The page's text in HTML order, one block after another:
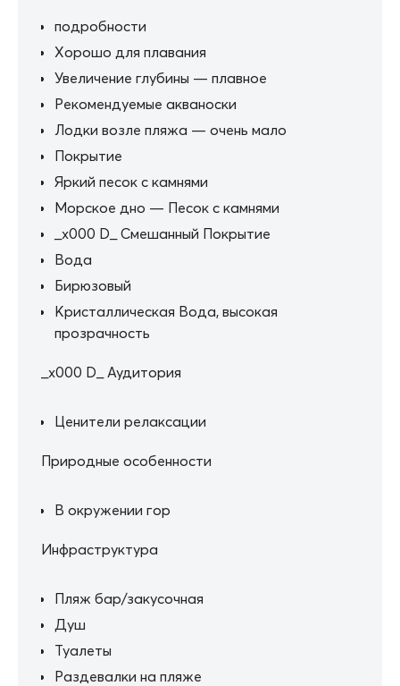
подробности
Хорошо для плавания
Увеличение глубины — плавное
Рекомендуемые акваноски
Лодки возле пляжа — очень мало
Покрытие
Яркий песок с камнями
Морское дно — Песок с камнями
_x000 D_ Смешанный Покрытие
Вода
Бирюзовый
Кристаллическая Вода, высокая
прозрачность
_x000 D_ Аудитория
Ценители релаксации
Природные особенности
В окружении гор
Инфраструктура
Пляж бар/закусочная
Душ
Туалеты
Раздевалки на пляже